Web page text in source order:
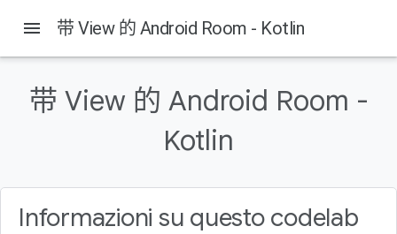
menu 带 View 的 Android Room - Kotlin
带 View 的 Android Room -
Kotlin
Informazioni su questo codelab